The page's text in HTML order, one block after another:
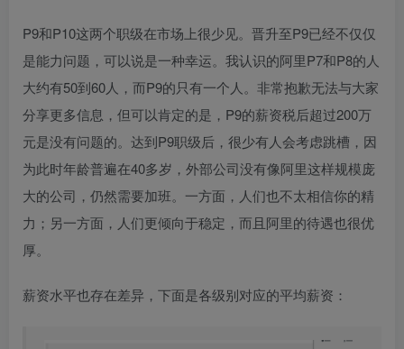
P9和P10这两个职级在市场上很少见。晋升至P9已经不仅仅
是能力问题，可以说是一种幸运。我认识的阿里P7和P8的人
大约有50到60人，而P9的只有一个人。非常抱歉无法与大家
分享更多信息，但可以肯定的是，P9的薪资税后超过200万
元是没有问题的。达到P9职级后，很少有人会考虑跳槽，因
为此时年龄普遍在40多岁，外部公司没有像阿里这样规模庞
大的公司，仍然需要加班。一方面，人们也不太相信你的精
力；另一方面，人们更倾向于稳定，而且阿里的待遇也很优
厚。
薪资水平也存在差异，下面是各级别对应的平均薪资：